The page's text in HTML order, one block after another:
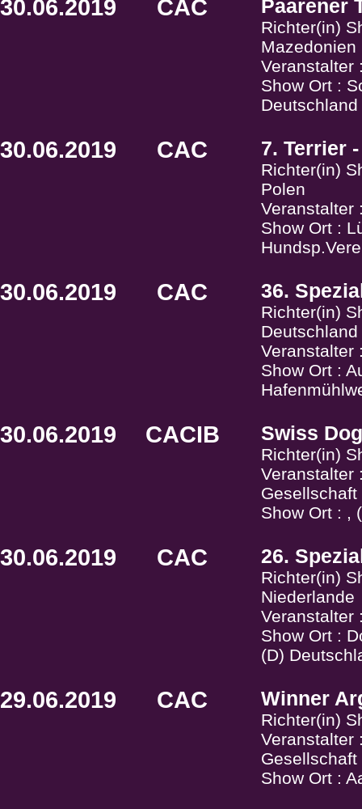
30.06.2019 CAC Paarener
Richter(in)
Mazedonien
Veranstalter
Show Ort :
Deutschland
30.06.2019 CAC 7. Terrier
Richter(in)
Polen
Veranstalter
Show Ort :
30.06.2019 CAC 36.
Richter(in)
Deutschland
Veranstalter
Show Ort :
30.06.2019 CACIB Swiss
Richter(in)
Veranstalter
Gesellschaft
Show Ort : ,
30.06.2019 CAC 26.
Richter(in)
Niederlande
Veranstalter
Show Ort :
(D)
29.06.2019 CAC Winner
Richter(in)
Veranstalter
Gesellschaft
Show Ort :